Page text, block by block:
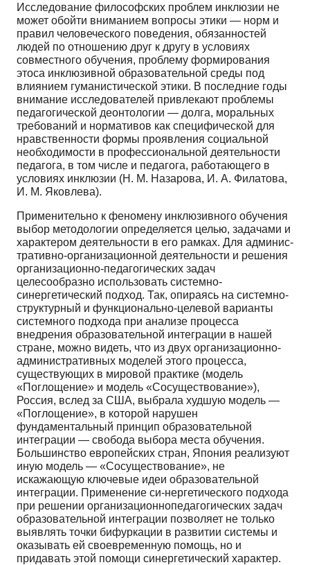
Исследование философских проблем инклюзии не
может обойти вниманием вопросы этики — норм и
правил человеческого поведения, обязанностей
людей по отношению друг к другу в условиях
совместного обучения, проблему формирования
этоса инклюзив­ной образовательной среды под
влиянием гуманисти­ческой этики. В последние годы
внимание исследова­телей привлекают проблемы
педагогической деонто­логии — долга, моральных
требований и нормативов как специфической для
нравственности формы прояв­ления социальной
необходимости в профессиональ­ной деятельности
педагога, в том числе и педагога, ра­ботающего в
условиях инклюзии (Н. М. Назарова, И. А. Филатова,
И. М. Яковлева).
Применительно к феномену инклюзивного обуче­ния
выбор методологии определяется целью, задачами и
характером деятельности в его рамках. Для админис­
тративно-организационной деятельности и решения
организационно-педагогических задач
целесообразно использовать системно-
синергетический подход. Так, опираясь на системно-
структурный и функционально-целевой варианты
системного подхода при анализе про­цесса
внедрения образовательной интеграции в нашей
стране, можно видеть, что из двух организационно-
ад­министративных моделей этого процесса,
существую­щих в мировой практике (модель
«Поглощение» и мо­дель «Сосуществование»),
Россия, вслед за США, вы­брала худшую модель —
«Поглощение», в которой на­рушен
фундаментальный принцип образовательной
интеграции — свобода выбора места обучения.
Боль­шинство европейских стран, Япония реализуют
иную модель — «Сосуществование», не
искажающую ключе­вые идеи образовательной
интеграции. Применение си-нергетического подхода
при решении организационно­педагогических задач
образовательной интеграции поз­воляет не только
выявлять точки бифуркации в разви­тии системы и
оказывать ей своевременную помощь, но и
придавать этой помощи синергетический характер.